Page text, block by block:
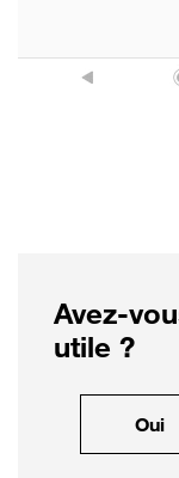
Avez-
utile ?
Oui,